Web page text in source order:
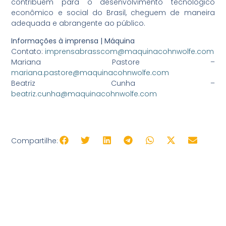
econômico e social do Brasil, cheguem de maneira
adequada e abrangente ao público.
Informações à imprensa | Máquina
Contato: imprensabrasscom@maquinacohnwolfe.com
Mariana Pastore –
mariana.pastore@maquinacohnwolfe.com
Beatriz Cunha –
beatriz.cunha@maquinacohnwolfe.com
Compartilhe: